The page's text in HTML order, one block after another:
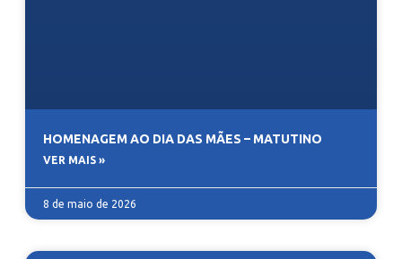
HOMENAGEM AO DIA DAS MÃES – MATUTINO
VER MAIS »
8 de maio de 2026